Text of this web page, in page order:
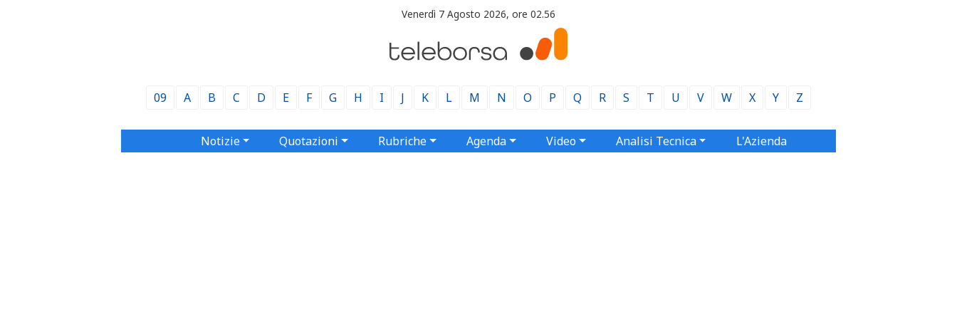
Venerdì 7 Agosto 2026, ore 02.56
09 A B C D E F G H I J K L M N O P Q R S T U V W X Y Z
Notizie Quotazioni Rubriche Agenda Video Analisi Tecnica L'Azienda